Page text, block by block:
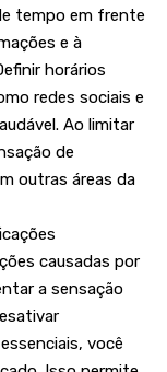
tempo em frente
e à
horários
redes sociais e
Ao limitar
de
outras áreas da
causadas por
a sensação
você